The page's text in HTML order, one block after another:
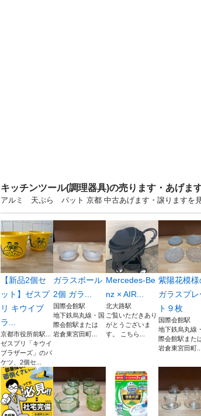
キッチンツール(調理器具)の売ります・あげま
アルミ 天ぷら パット 京都 中古あげます・譲りますを見
【新品2個セ
ット】ゼスプ
リ キウイブ
ラ...
京都市役所前駅...
ゼスプリ「キウイ
ブラザーズ」のバ
ケツ、2個セ...
ガラスボール
2個 ガラ...
国際会館駅
地下鉄烏丸線・国
際会館駅または
岩倉東宮田町...
Mercedes-Be
nz × AIR...
北大路駅
ご覧いただきあり
がとうございま
す。 こちら...
紫陽花模様
ガラスプレ
ト９枚
国際会館駅
地下鉄烏丸線
際会館駅また
岩倉東宮田町...